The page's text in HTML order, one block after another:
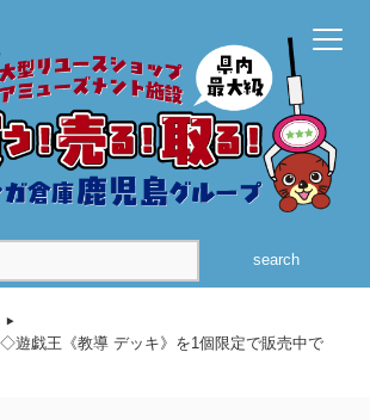
search
遊戯王《教導 デッキ》を1個限定で販売中で